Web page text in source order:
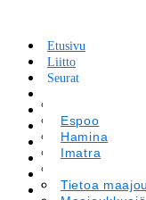
Etusivu
Liitto
Lajiesittely
Ansiomerkit
Yhteystiedot
Eettinen
Seurat
Espoo
Hamina
Imatra
Lappeenranta
Tiedotteet
Maajoukkue
Tietoa
Materiaalipankki
In English